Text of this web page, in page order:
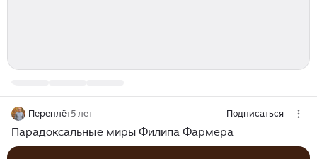
Переплёт5 лет Подписаться
Парадоксальные миры Филипа Фармера